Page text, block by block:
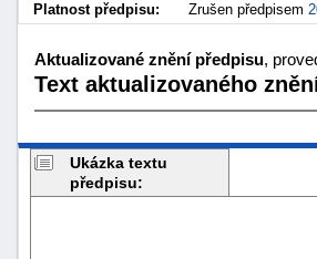
Platnost předpisu:
Zrušen předpisem
Aktualizované znění předpisu,
Text aktualizovaného
Ukázka textu
předpisu: